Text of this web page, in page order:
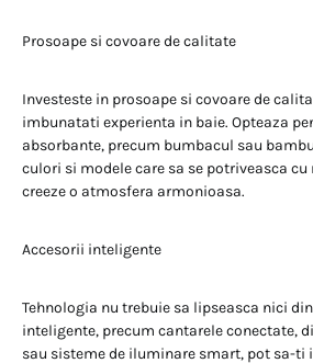
Prosoape si covoare de calitate
Investeste in prosoape si covoare de
imbunatati experienta in baie. Opteaza
absorbante, precum bumbacul sau
culori si modele care sa se potriveasca
creeze o atmosfera armonioasa.
Accesorii inteligente
Tehnologia nu trebuie sa lipseasca nici
inteligente, precum cantarele conectate,
sau sisteme de iluminare smart, pot sa-ti